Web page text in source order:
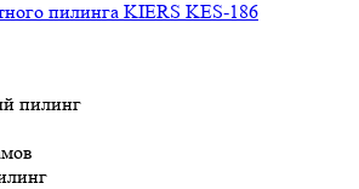
пилинга KIERS KES-186
пилинг